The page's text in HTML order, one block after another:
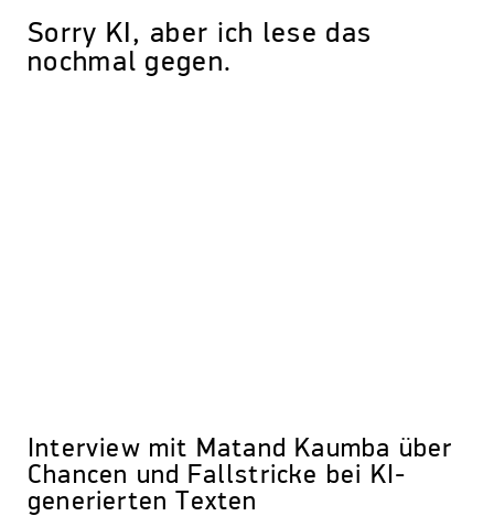
Sorry KI, aber ich lese das
nochmal gegen.
Interview mit Matand Kaumba über
Chancen und Fallstricke bei KI-
generierten Texten